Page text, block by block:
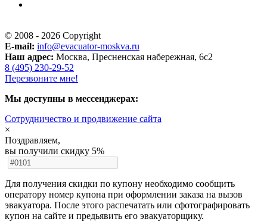
© 2008 - 2026 Copyright
E-mail: info@evacuator-moskva.ru
Наш адрес: Москва, Пресненская набережная, 6с2
8 (495) 230-29-52
Перезвоните мне!
Мы доступны в мессенджерах:
Cотрудничество и продвижение сайта
×
Поздравляем,
вы получили скидку 5%
Для получения скидки по купону необходимо сообщить
оператору номер купона при оформлении заказа на вызов
эвакуатора. После этого распечатать или сфотографировать
купон на сайте и предьявить его эвакуаторщику.